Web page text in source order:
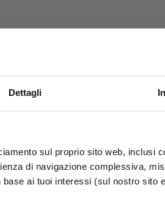
Dettagli
sul proprio sito web, inclusi
di navigazione complessiva,
ai tuoi interessi (sul nostro sito